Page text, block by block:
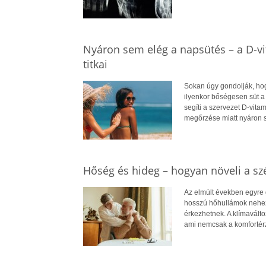
Nyáron sem elég a napsütés – a
titkai
Sokan úgy gondolják,
ilyenkor bőségesen süt
segíti a szervezet D-
megőrzése miatt nyáron
Hőség és hideg – hogyan növeli a
Az elmúlt években
hosszú hőhullámok
érkezhetnek. A
ami nemcsak a